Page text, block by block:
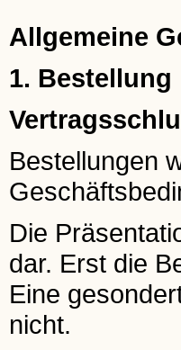
Allgemeine
1. Bestellung
Bestellungen
Die
dar. Erst die
Eine
nicht.